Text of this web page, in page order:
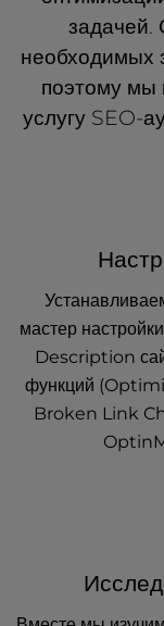
задачей.
необходимых
поэтому мы
услугу SEO-
мастер
Description
функций
Broken Link